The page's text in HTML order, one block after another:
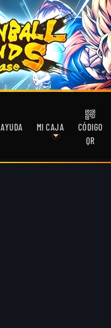
AYUDA MI CAJA
CÓDIGO
QR